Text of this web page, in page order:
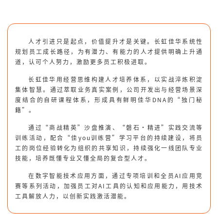
人才引进只是起点，价值提升才是关键。长虹佳华系统性
规划员工成长路径，为有潜力、有能力的人才提供明确上升通
道，认可个人努力，激励更多员工积极进取。
长虹佳华用经营思维构建人才培养体系，以实战淬炼积淀
集体智慧。通过萃取业务真实案例，公司开发出与经营场景深
度结合的自研课程体系，形成具有鲜明佳华DNA的“独门秘
籍”。
通过“商战精英”沙盘推演、“磐石·精进”
实践交流等
训练活动，配合 “佳you训练营”学习平台的持续建设，将员
工的岗位经验转化为组织的共享知识，持续强化一线团队专业
技能， 培养既懂专业又懂全局的复合型人才。
在数字智能技术应用方面，通过专项培训和全员AI应用竞
赛等系列活动，加强员工对AI工具的认知和应用能力，用技术
工具解放人力，以创新实践激活潜能。